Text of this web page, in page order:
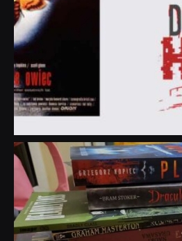
dobryhorror
Lip 31